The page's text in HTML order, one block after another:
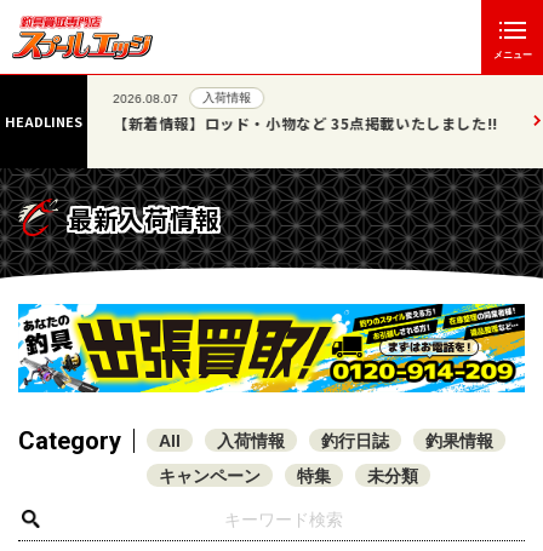
メニュー
HEADLINES
エッジ
2026.08.07 入荷情報
【新着情報】ロッド・小物など 35点掲載いたしました!!
最新入荷情報
Category All 入荷情報 釣行日誌
釣果情報
キャンペーン
特集 未分類